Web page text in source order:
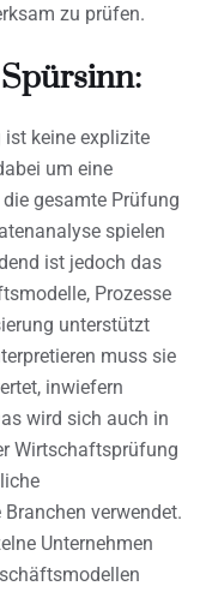
zu prüfen.
keine explizite
um eine
gesamte Prüfung
spielen
ist jedoch das
Prozesse
unterstützt
muss sie
inwiefern
wird sich auch in
Wirtschaftsprüfung
verwendet.
Unternehmen